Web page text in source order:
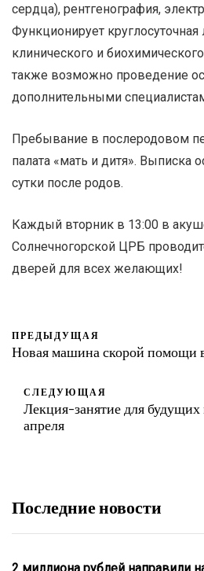
сердца), рентгенография,
Функционирует круглосуточная
клинического и
также возможно проведение
дополнительными
Пребывание в послеродовом
палата «мать и дитя». Выписка
сутки после родов.
Каждый вторник в 13:00 в
Солнечногорской ЦРБ
дверей для всех желающих!
ПРЕДЫДУЩАЯ
Новая машина скорой помощи
СЛЕДУЮЩАЯ
Лекция-занятие для
апреля
Последние новости